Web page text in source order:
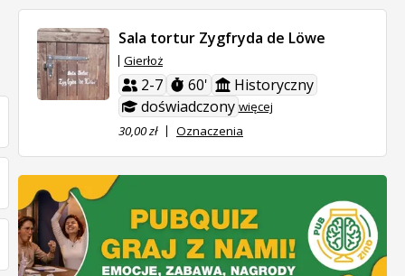
Sala tortur Zygfryda de Löwe
Gierłoż
2-7 60'
Historyczny
doświadczony więcej
30,00 zł
Oznaczenia